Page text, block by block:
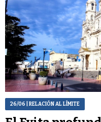
26/06 | RELACIÓN AL LÍMITE